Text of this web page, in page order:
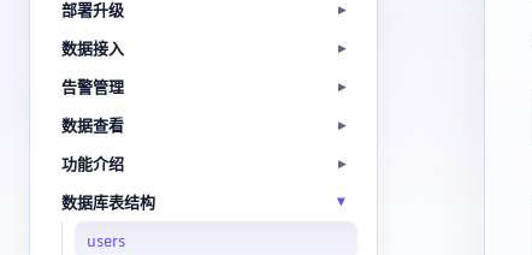
部署升级
数据接入
告警管理
数据查看
功能介绍
数据库表结构
users